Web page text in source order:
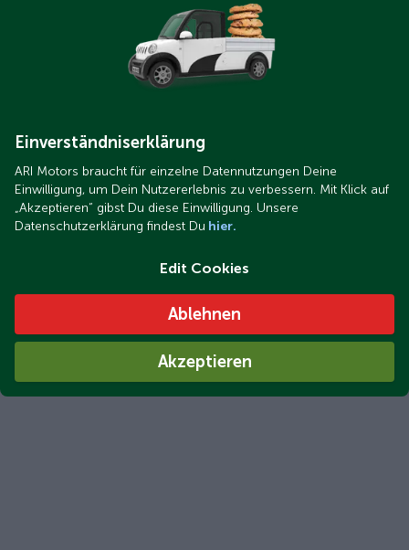
Einverständniserklärung
ARI Motors braucht für einzelne Datennutzungen Deine
Einwilligung, um Dein Nutzererlebnis zu verbessern. Mit Klick auf
„Akzeptieren“ gibst Du diese Einwilligung. Unsere
Datenschutzerklärung findest Du hier.
Edit Cookies
Ablehnen
Akzeptieren